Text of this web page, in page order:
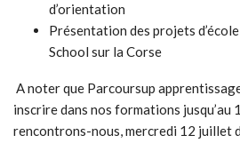
d’orientation
Présentation des projets
School sur la Corse
A noter que Parcoursup
inscrire dans nos formations jusqu’au
rencontrons-nous, mercredi 12 juillet